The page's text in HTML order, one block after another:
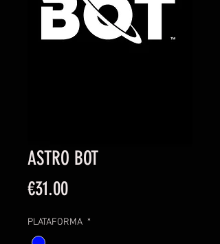
ASTRO BOT
€31.00Price
PLATAFORMA *